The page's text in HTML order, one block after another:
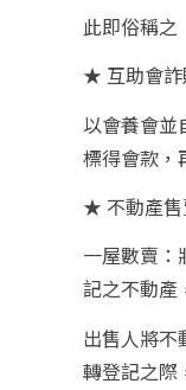
此即俗稱之
★ 互助會詐
以會養會並
標得會款，
★ 不動產售
一屋數賣：
記之不動產
出售人將不
轉登記之際